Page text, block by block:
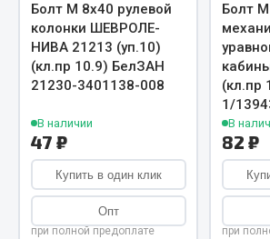
Весь раздел
Цепи подъёмные
Весь раздел
РТИ
Кольца уплотнительные
Болт М 8х40 рулевой
колонки ШЕВРОЛЕ-
НИВА 21213 (уп.10)
(кл.пр 10.9) БелЗАН
21230-3401138-008
В наличии
47 ₽
Купить в один клик
Опт
при полной предоплате
Болт
(кл.пр
1/
В
82 ₽
при